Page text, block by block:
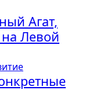
Агат,
Левой